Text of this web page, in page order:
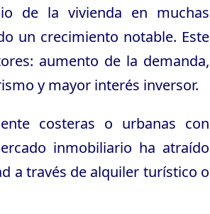
de la vivienda en muchas
un crecimiento notable. Este
aumento de la demanda,
y mayor interés inversor.
costeras o urbanas con
inmobiliario ha atraído
a través de alquiler turístico o